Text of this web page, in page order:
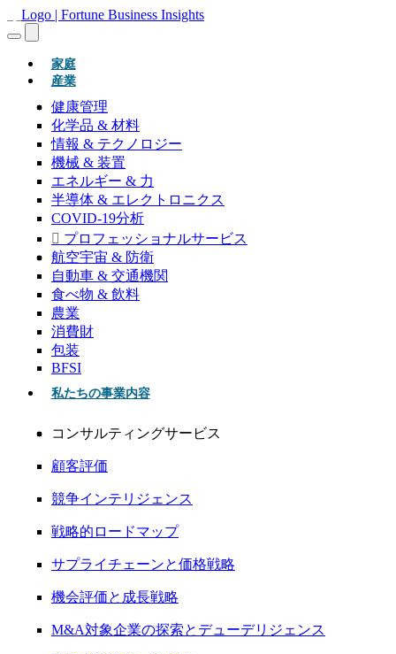
家庭(現在)
産業
健康管理
化学品 & 材料
情報 & テクノロジー
機械 & 装置
エネルギー & 力
半導体 & エレクトロニクス
COVID-19分析
プロフェッショナルサービス
航空宇宙 & 防衛
自動車 & 交通機関
食べ物 & 飲料
農業
消費財
包装
BFSI
私たちの事業内容
コンサルティングサービス
顧客評価
競争インテリジェンス
戦略的ロードマップ
サプライチェーンと価格戦略
機会評価と成長戦略
M&A対象企業の探索とデューデリジェンス